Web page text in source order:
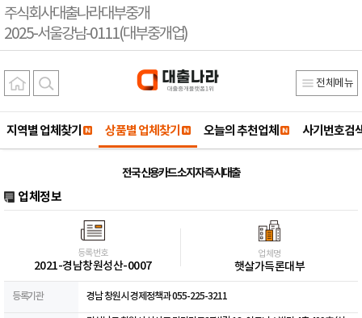
주식회사대출나라대부중개
2025-서울강남-0111(대부중개업)
전체메뉴
지역별 업체찾기 상품별 업체찾기 오늘의 추천업체 사기번호검
전국 신용카드 소지자 즉시대출
업체정보
등록번호
2021-경남창원성산-0007
업체명
햇살가득론대부
등록기관 경남 창원시 경제정책과 055-225-3211